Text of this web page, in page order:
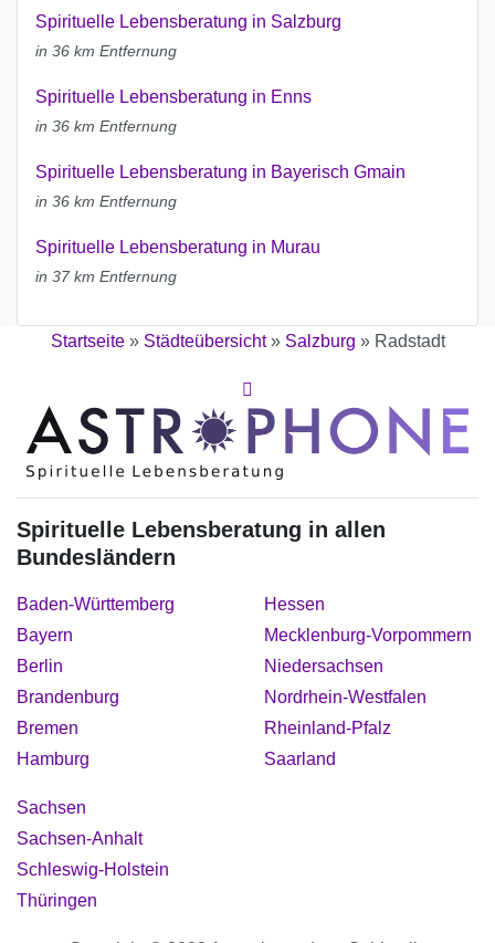
Spirituelle Lebensberatung in Salzburg
in 36 km Entfernung
Spirituelle Lebensberatung in Enns
in 36 km Entfernung
Spirituelle Lebensberatung in Bayerisch Gmain
in 36 km Entfernung
Spirituelle Lebensberatung in Murau
in 37 km Entfernung
Startseite» Städteübersicht» Salzburg » Radstadt
Spirituelle Lebensberatung in allen
Bundesländern
Baden-Württemberg
Bayern
Berlin
Brandenburg
Bremen
Hamburg
Hessen
Mecklenburg-Vorpommern
Niedersachsen
Nordrhein-Westfalen
Rheinland-Pfalz
Saarland
Sachsen
Sachsen-Anhalt
Schleswig-Holstein
Thüringen